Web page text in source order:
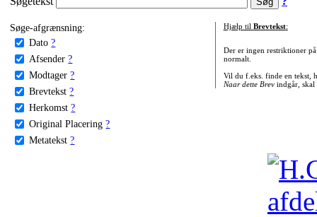
Søge-afgrænsning:
Dato ?
Afsender ?
Modtager ?
Brevtekst ?
Herkomst ?
Original Placering ?
Metatekst ?
Hjælp til Brevtekst:
Der er ingen restriktioner
normalt.
Vil du f.eks. finde en tekst,
Naar dette Brevindgår, skal